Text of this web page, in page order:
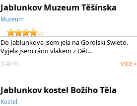
Jablunkov Muzeum Těšínska
Muzeum
Do Jablunkova jsem jela na Gorolski Swieto.
Vyjela jsem ráno vlakem z Dět…
0.4km
více »
Jablunkov kostel Božího Těla
Kostel